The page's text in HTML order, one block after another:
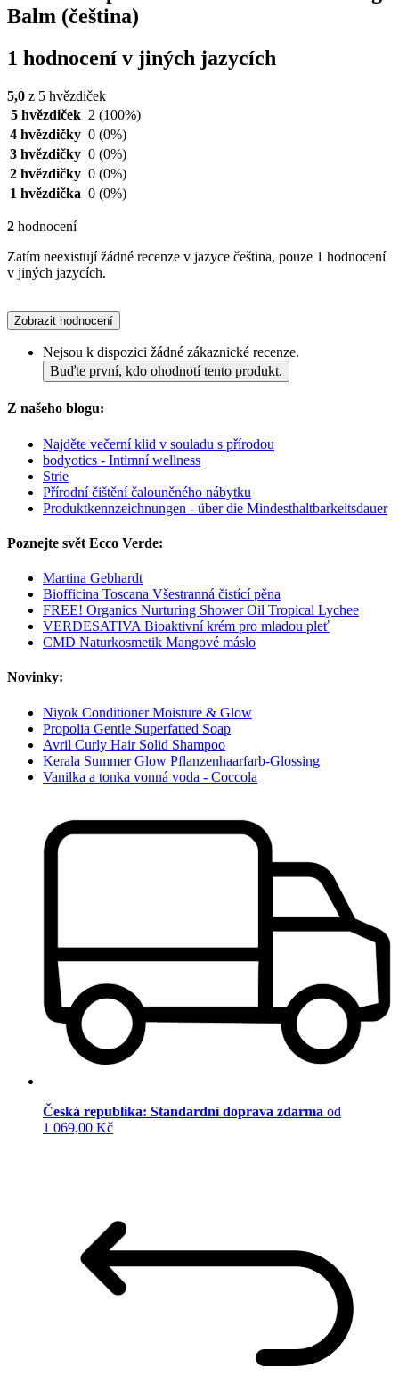
Balm (čeština)
1 hodnocení v jiných jazycích
5,0 z 5 hvězdiček
5 hvězdiček 2 (100%)
4 hvězdičky 0 (0%)
3 hvězdičky 0 (0%)
2 hvězdičky 0 (0%)
1 hvězdička 0 (0%)
2 hodnocení
Zatím neexistují žádné recenze v jazyce čeština, pouze 1 hodnocení
v jiných jazycích.
Zobrazit hodnocení
Nejsou k dispozici žádné zákaznické recenze.
Buďte první, kdo ohodnotí tento produkt.
Z našeho blogu:
Najděte večerní klid v souladu s přírodou
bodyotics - Intimní wellness
Strie
Přírodní čištění čalouněného nábytku
Produktkennzeichnungen - über die Mindesthaltbarkeitsdauer
Poznejte svět Ecco Verde:
Martina Gebhardt
Biofficina Toscana Všestranná čistící pěna
FREE! Organics Nurturing Shower Oil Tropical Lychee
VERDESATIVA Bioaktivní krém pro mladou pleť
CMD Naturkosmetik Mangové máslo
Novinky:
Niyok Conditioner Moisture & Glow
Propolia Gentle Superfatted Soap
Avril Curly Hair Solid Shampoo
Kerala Summer Glow Pflanzenhaarfarb-Glossing
Vanilka a tonka vonná voda - Coccola
Česká republika: Standardní doprava zdarma od
1 069,00 Kč